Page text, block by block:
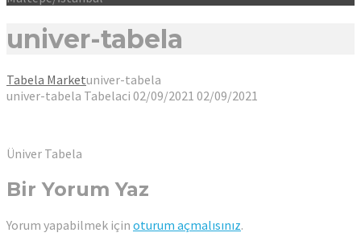
univer-tabela
Tabela Marketuniver-tabela
univer-tabela Tabelaci 02/09/2021 02/09/2021
Üniver Tabela
Bir Yorum Yaz
Yorum yapabilmek için oturum açmalısınız.